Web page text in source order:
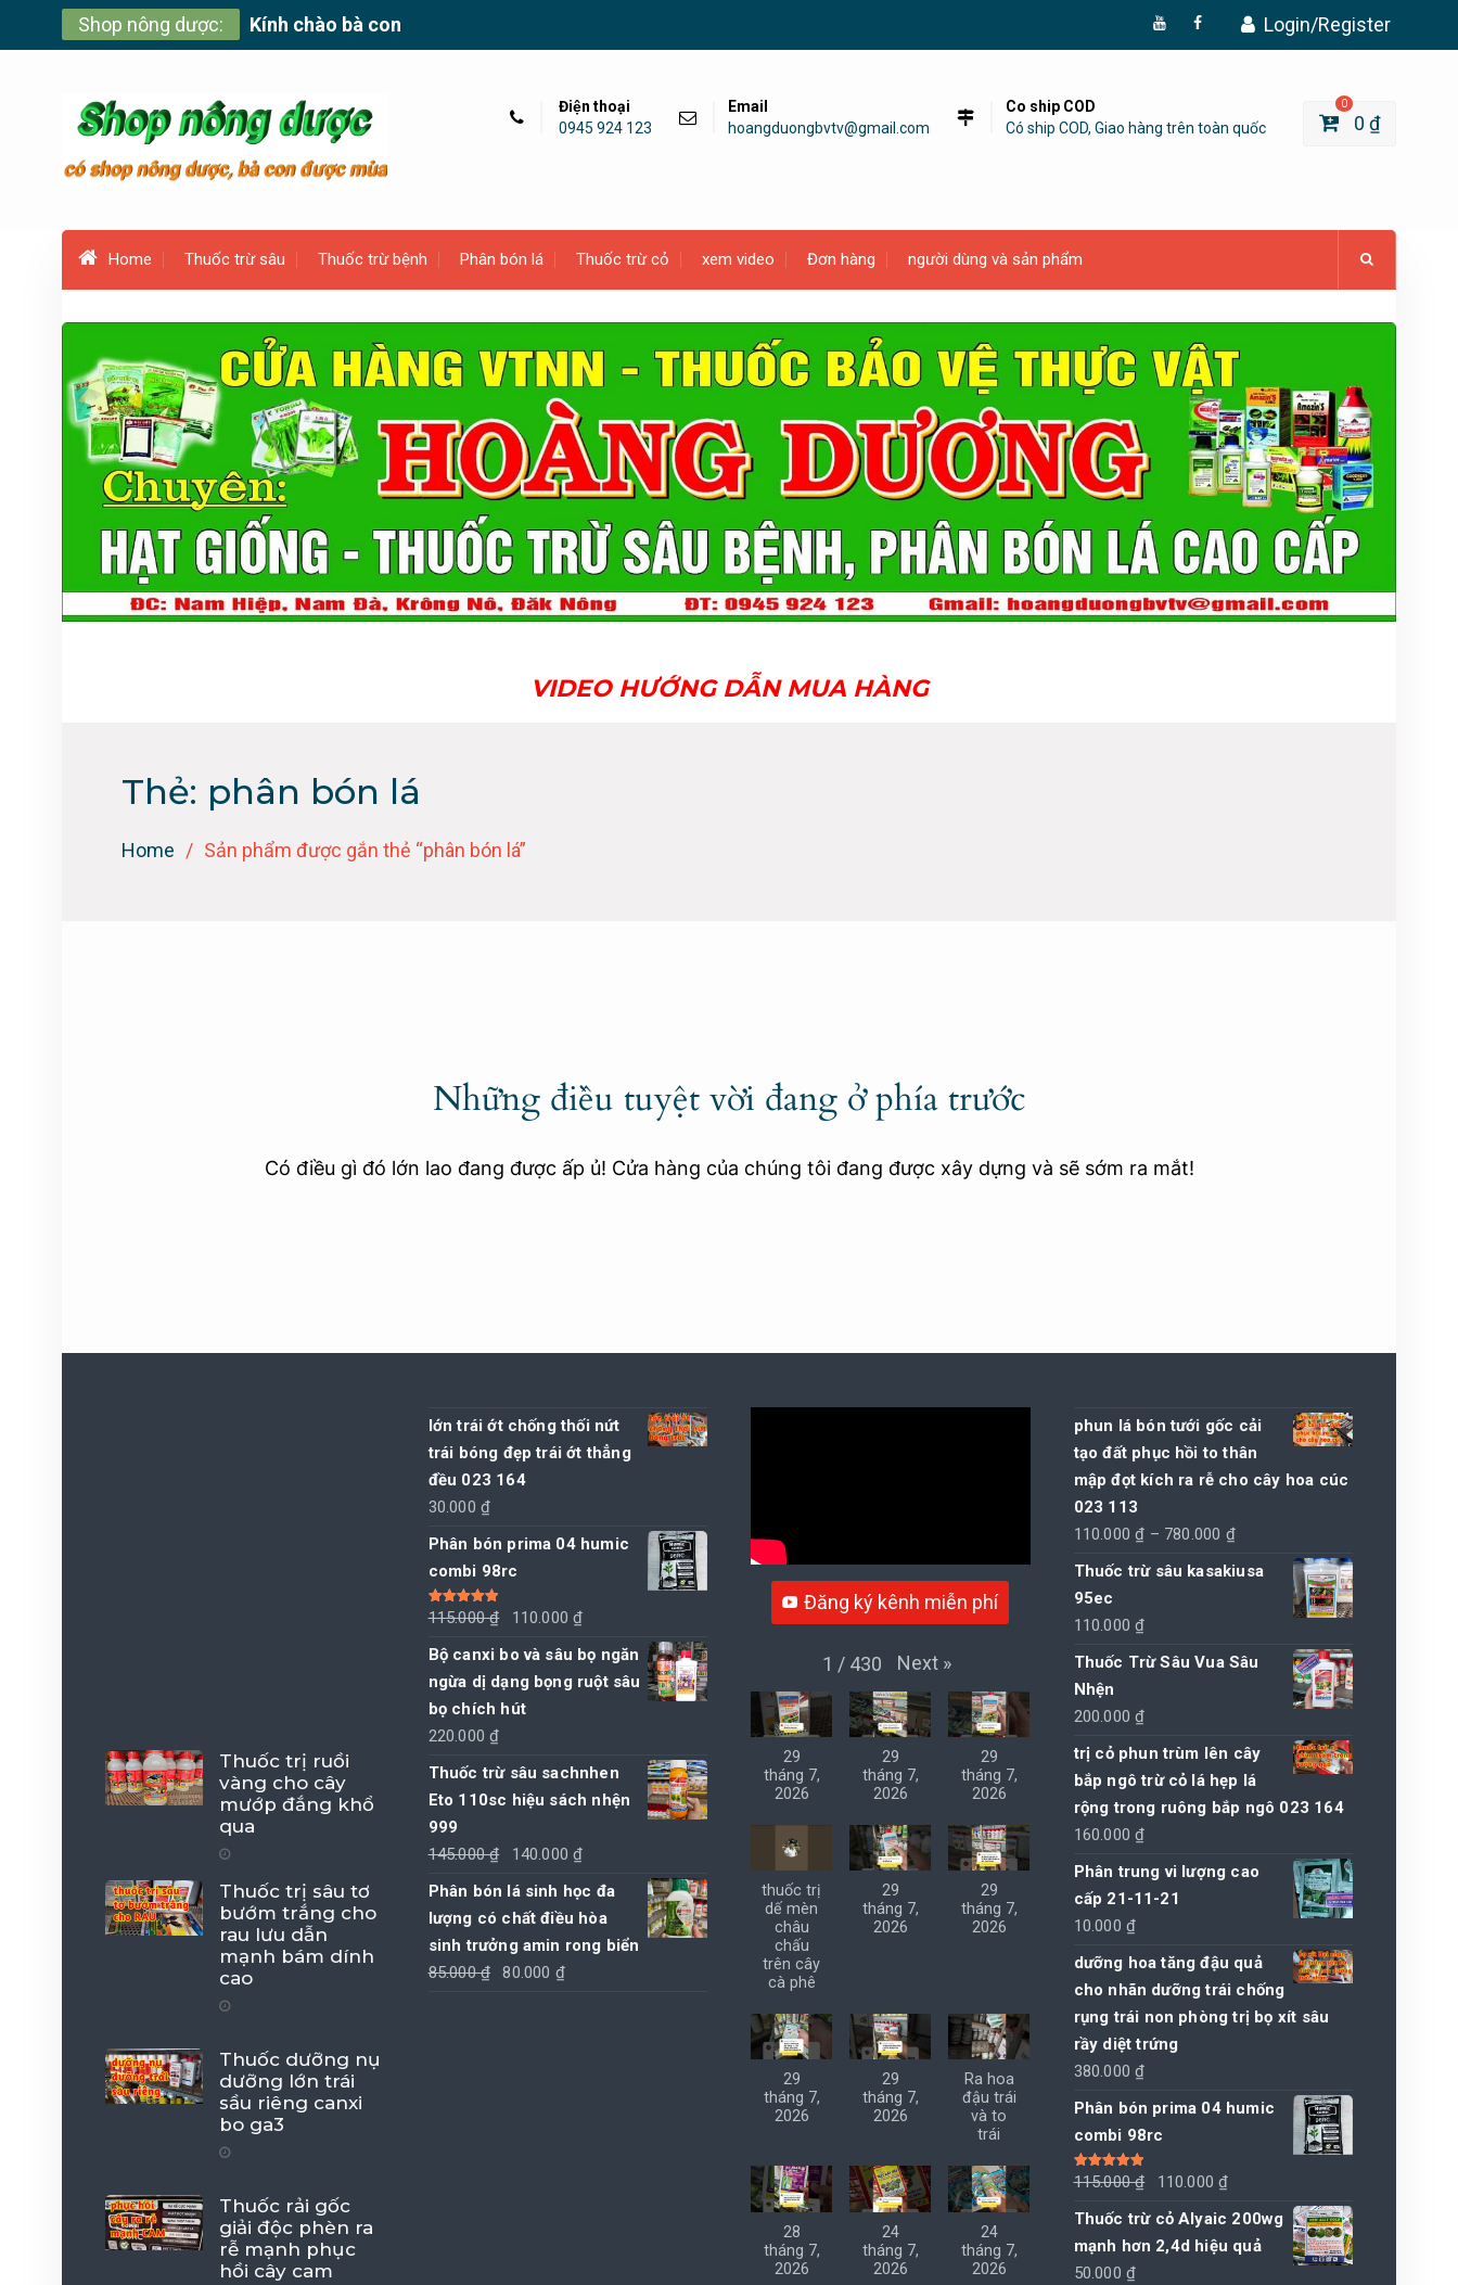
to
Shop nông dược: Kính chào bà con
Login/Register
Điện thoại
0945 924 123
Email
hoangduongbvtv@gmail.com
Co ship COD
Có ship COD, Giao hàng trên toàn quốc
0
0 ₫
Home Thuốc trừ sâu Thuốc trừ bệnh Phân bón lá Thuốc trừ cỏ xem video Đơn hàng người dùng và sản phẩm
VIDEO HƯỚNG DẪN MUA HÀNG
Thẻ: phân bón lá
Home Sản phẩm được gắn thẻ “phân bón lá”
Những điều tuyệt vời đang ở phía trước
Có điều gì đó lớn lao đang được ấp ủ! Cửa hàng của chúng tôi đang được xây dựng và sẽ sớm ra mắt!
Thuốc trị ruồi
vàng cho cây
mướp đắng khổ
qua
Thuốc trị sâu tơ
bướm trắng cho
rau lưu dẫn
mạnh bám dính
cao
Thuốc dưỡng nụ
dưỡng lớn trái
sầu riêng canxi
bo ga3
Thuốc rải gốc
giải độc phèn ra
rễ mạnh phục
hồi cây cam
lớn trái ớt chống thối nứt
trái bóng đẹp trái ớt thẳng
đều 023 164
30.000 ₫
Phân bón prima 04 humic
combi 98rc
Được xếp
hạng5.00 5
115.000₫
Giá
115.000 ₫.
110.000₫
tại
Bộ canxi bo và sâu bọ ngăn
ngừa dị dạng bọng ruột sâu
bọ chích hút
220.000₫
Thuốc trừ sâu sachnhen
Eto 110sc hiệu sách nhện
999
145.000₫
Giá
gốc
là:
145.000 ₫.
140.000₫
hiện
tại
Phân bón lá sinh học đa
lượng có chất điều hòa
sinh trưởng amin rong biển
85.000₫
Giá
80.000 ₫
Đăng ký kênh miễn phí
1 / 430 Next »
29
tháng 7,
2026
29
tháng 7,
2026
29
tháng 7,
2026
thuốc trị
dế mèn
châu
chấu
trên cây
cà phê
29
tháng 7,
2026
29
tháng 7,
2026
29
tháng 7,
2026
29
tháng 7,
2026
Ra hoa
đậu trái
và to
trái
28
tháng 7,
2026
24
tháng 7,
2026
24
tháng 7,
2026
phun lá bón tưới gốc cải
tạo đất phục hồi to thân
mập đọt kích ra rễ cho cây hoa cúc
023 113
110.000₫ – 780.000 ₫Khoảng
giá:
110.000 ₫
780.000 ₫
Thuốc trừ sâu kasakiusa
95ec
110.000₫
Thuốc Trừ Sâu Vua Sâu
Nhện
200.000₫
trị cỏ phun trùm lên cây
bắp ngô trừ cỏ lá hẹp lá
rộng trong ruông bắp ngô 023 164
160.000₫
Phân trung vi lượng cao
cấp 21-11-21
10.000 ₫
dưỡng hoa tăng đậu quả
cho nhãn dưỡng trái chống
rụng trái non phòng trị bọ xít sâu
rầy diệt trứng
380.000₫
Phân bón prima 04 humic
combi 98rc
Được xếp
hạng5.00 5
115.000₫
Giá
gốc
là:
110.000₫
hiện
Thuốc trừ cỏ Alyaic 200wg
mạnh hơn 2,4d hiệu quả
50.000 ₫